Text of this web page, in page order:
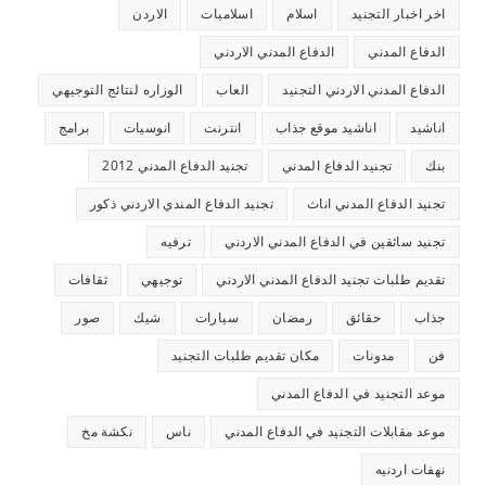
اخر اخبار التجنيد اسلام اسلاميات الاردن
الدفاع المدني الدفاع المدني الاردني
الدفاع المدني الاردني التجنيد العاب الوزاره لنتائج التوجيهي
اناشيد اناشيد موقع جذاب انترنت انوسيات برامج
بنك تجنيد الدفاع المدني تجنيد الدفاع المدني 2012
تجنيد الدفاع المدني اناث تجنيد الدفاع المندي الاردني ذكور
تجنيد سائقين في الدفاع المدني الاردني ترفيه
تقديم طلبات تجنيد الدفاع المدني الاردني توجيهي ثقافات
جذاب حقائق رمضان سيارات شيك صور
فن مدونات مكان تقديم طلبات التجنيد
موعد التجنيد في الدفاع المدني
موعد مقابلات التجنيد في الدفاع المدني ناس نكشة مخ
نهفات اردنيه